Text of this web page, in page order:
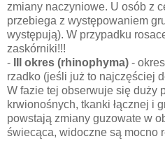
zmiany naczyniowe. U osób z
przebiega z występowaniem
występują). W przypadku
zaskórniki!!!
-
III okres (rhinophyma) -
rzadko (jeśli już to najczęściej
W fazie tej obserwuje się duży
krwionośnych, tkanki łącznej i
powstają zmiany guzowate w
świecąca, widoczne są mocno